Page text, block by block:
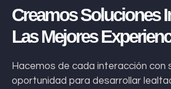
Creamos Soluciones
Las Mejores
Hacemos de cada interacción con
oportunidad para desarrollar